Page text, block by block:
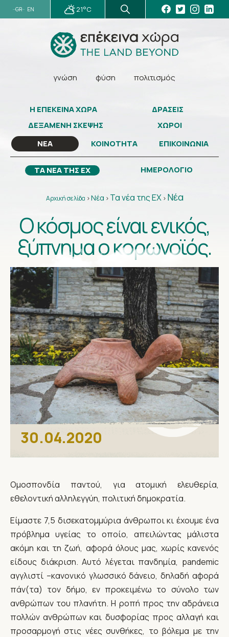
GR EN 21°C
γνώση φύση πολιτισμός
Η ΕΠΕΚΕΙΝΑ ΧΩΡΑ
ΔΡΑΣΕΙΣ
ΔΕΞΑΜΕΝΗ ΣΚΕΨΗΣ
ΧΩΡΟΙ
ΝΕΑ
ΚΟΙΝΟΤΗΤΑ ΕΠΙΚΟΙΝΩΝΙΑ
ΤΑ ΝΕΑ ΤΗΣ ΕΧ ΗΜΕΡΟΛΟΓΙΟ
Αρχική σελίδα >Νέα > Τα νέα της ΕΧ> Νέα
Ο κόσμος είναι ενικός,
ξύπνημα ο κορωνοϊός.
30.04.2020
Ομοσπονδία παντού, για ατομική ελευθερία,
εθελοντική αλληλεγγύη, πολιτική δημοκρατία.
Είμαστε 7,5 δισεκατομμύρια άνθρωποι κι έχουμε ένα
πρόβλημα υγείας το οποίο, απειλώντας μάλιστα
ακόμη και τη ζωή, αφορά όλους μας, χωρίς κανενός
είδους διάκριση. Αυτό λέγεται πανδημία, pandemic
αγγλιστί –κανονικό γλωσσικό δάνειο, δηλαδή αφορά
πάν(τα) τον δήμο, εν προκειμένω το σύνολο των
ανθρώπων του πλανήτη. Η ροπή προς την αδράνεια
πολλών ανθρώπων και δυσφορίας προς αλλαγή και
προσαρμογή στις νέες συνθήκες, το βόλεμα με την